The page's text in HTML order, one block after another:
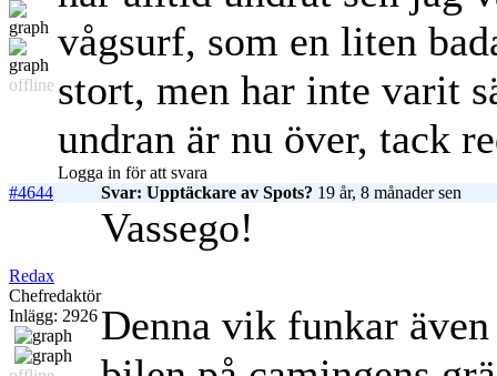
offline
vågsurf, som en liten
stort, men har inte varit
undran är nu över, tack
Logga in för att svara
#4644
Svar: Upptäckare av Spots? 19 år, 8 månader sen
Redax
Chefredaktör
Inlägg: 2926
Vassego!
Denna vik funkar